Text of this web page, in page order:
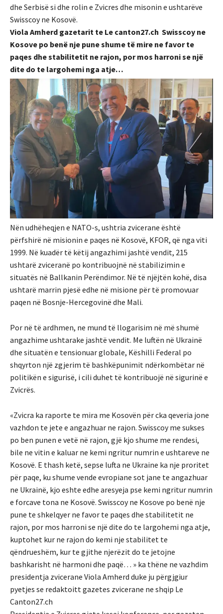
dhe Serbisë si dhe rolin e Zvicres dhe misonin e ushtarëve
Swisscoy ne Kosovë.
Viola Amherd gazetarit te Le canton27.ch Swisscoy ne
Kosove po benë nje pune shume të mire ne favor te
paqes dhe stabilitetit ne rajon, por mos harroni se një
dite do te largohemi nga atje…
Nën udhëheqjen e NATO-s, ushtria zvicerane është
përfshirë në misionin e paqes në Kosovë, KFOR, që nga viti
1999. Në kuadër të këtij angazhimi jashtë vendit, 215
ushtarë zviceranë po kontribuojnë në stabilizimin e
situatës në Ballkanin Perëndimor. Në të njëjtën kohë, disa
ushtarë marrin pjesë edhe në misione për të promovuar
paqen në Bosnje-Hercegovinë dhe Mali.
Por në të ardhmen, ne mund të llogarisim në më shumë
angazhime ushtarake jashtë vendit. Me luftën në Ukrainë
dhe situatën e tensionuar globale, Këshilli Federal po
shqyrton një zgjerim të bashkëpunimit ndërkombëtar në
politikën e sigurisë, i cili duhet të kontribuojë në sigurinë e
Zvicrës.
«Zvicra ka raporte te mira me Kosovën për cka qeveria jone
vazhdon te jete e angazhuar ne rajon. Swisscoy me sukses
po ben punen e vetë në rajon, gjë kjo shume me rendesi,
bile ne vitin e kaluar ne kemi ngritur numrin e ushtareve ne
Kosovë. E thash ketë, sepse lufta ne Ukraine ka nje proritet
për paqe, ku shume vende evropiane sot jane te angazhuar
ne Ukrainë, kjo eshte edhe aresyeja pse kemi ngritur numrin
e forcave tona ne Kosovë. Swisscoy ne Kosove po benë nje
pune te shkelqyer ne favor te paqes dhe stabilitetit ne
rajon, por mos harroni se një dite do te largohemi nga atje,
kuptohet kur ne rajon do kemi nje stabilitet te
qëndrueshëm, kur te gjithe njerëzit do te jetojne
bashkarisht në harmoni dhe paqë… » ka thëne ne vazhdim
presidentja zvicerane Viola Amherd duke ju përgjgiur
pyetjes se redaktoitt gazetes zvicerane ne shqip Le
Canton27.ch